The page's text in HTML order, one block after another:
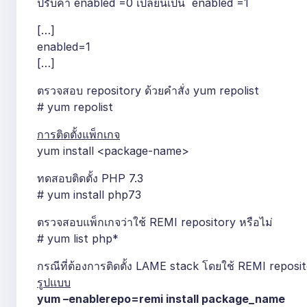
ปรับค่า enabled =0 เปลี่ยนเป็น enabled =1
[…]
enabled=1
[…]
ตรวจสอบ repository ด้วยคำสั่ง yum repolist
# yum repolist
การติดตั้งแพ็กเกจ
yum install <package-name>
ทดสอบติดตั้ง PHP 7.3
# yum install php73
ตรวจสอบแพ็กเกจว่าใช้ REMI repository หรือไม่
# yum list php*
กรณีที่ต้องการติดตั้ง LAME stack โดยใช้ REMI
รูปแบบ
yum –enablerepo=remi install package_name